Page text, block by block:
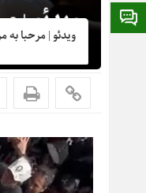
ویدئو | مرحبا به
نمایشگر
ویدیو